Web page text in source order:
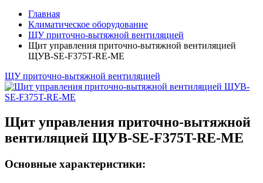
Главная
Климатическое оборудование
ЩУ приточно-вытяжной вентиляцией
Щит управления приточно-вытяжной вентиляцией
ЩУВ-SE-F375T-RE-ME
ЩУ приточно-вытяжной вентиляцией
Щит управления приточно-вытяжной
вентиляцией ЩУВ-SE-F375T-RE-ME
Основные характеристики: